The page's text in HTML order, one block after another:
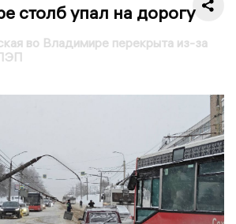
столб упал на дорогу
во Владимире перекрыта из-за